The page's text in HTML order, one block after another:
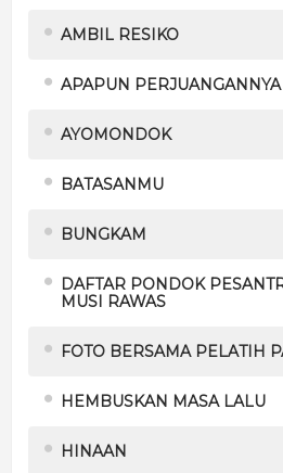
AMBIL RESIKO
APAPUN PERJUANGANNYA
AYOMONDOK
BATASANMU
BUNGKAM
DAFTAR PONDOK
MUSI RAWAS
FOTO BERSAMA PELATIH
HEMBUSKAN MASA LALU
HINAAN